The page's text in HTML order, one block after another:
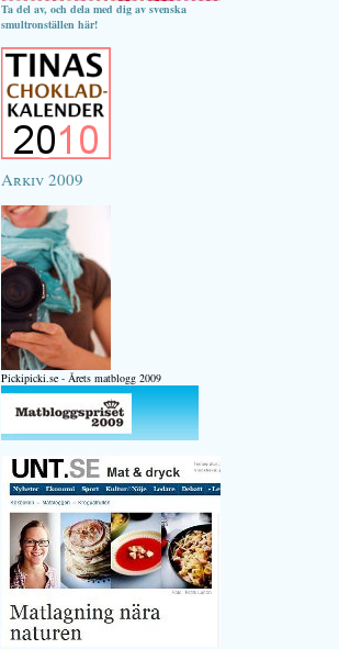
Ta del av, och dela med dig av svenska
smultronställen här!
Arkiv 2009
Pickipicki.se - Årets matblogg 2009